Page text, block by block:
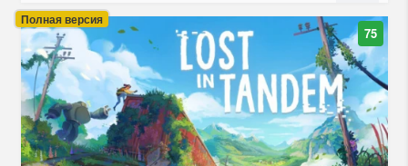
Полная версия
75